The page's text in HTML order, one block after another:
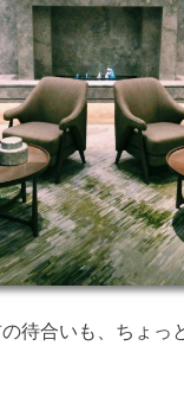
待合いも、ちょっ